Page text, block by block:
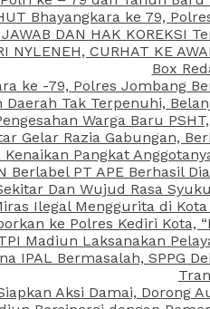
Bhayangkara ke 79,
DAN HAK KOREKSI
NYLENEH, CURHAT KE
Box
ke -79, Polres Jombang
Daerah Tak Terpenuhi,
Warga Baru
Gelar Razia Gabungan,
Pangkat
Berlabel PT APE Berhasil
Dan Wujud Rasa
Ilegal Menggurita di
ke Polres Kediri Kota,
Madiun Laksanakan
IPAL Bermasalah, SPPG
Aksi Damai, Dorong